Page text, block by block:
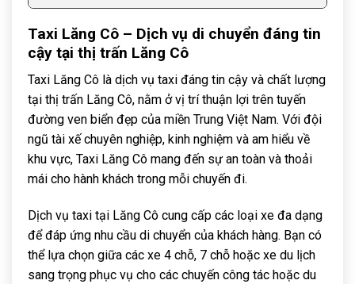
Taxi Lăng Cô – Dịch vụ di chuyển đáng tin
cậy tại thị trấn Lăng Cô
Taxi Lăng Cô là dịch vụ taxi đáng tin cậy và chất lượng
tại thị trấn Lăng Cô, nằm ở vị trí thuận lợi trên tuyến
đường ven biển đẹp của miền Trung Việt Nam. Với đội
ngũ tài xế chuyên nghiệp, kinh nghiệm và am hiểu về
khu vực, Taxi Lăng Cô mang đến sự an toàn và thoải
mái cho hành khách trong mỗi chuyến đi.
Dịch vụ taxi tại Lăng Cô cung cấp các loại xe đa dạng
để đáp ứng nhu cầu di chuyển của khách hàng. Bạn có
thể lựa chọn giữa các xe 4 chỗ, 7 chỗ hoặc xe du lịch
sang trọng phục vụ cho các chuyến công tác hoặc du